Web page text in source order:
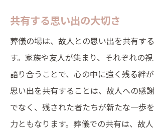
共有する思い出の大切さ
葬儀の場は、故人との思い出を共有す
す。家族や友人が集まり、それぞれの
語り合うことで、心の中に強く残る絆が
思い出を共有することは、故人への感
でなく、残された者たちが新たな一歩
力ともなります。葬儀での共有は、故